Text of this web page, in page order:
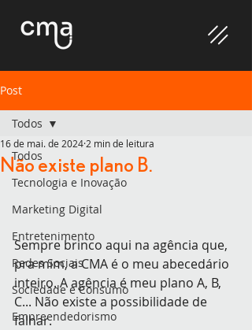
Post
Todos
Tecnologia e Inovação
Marketing Digital
Entretenimento
Redes Sociais
Sociedade e Consumo
Empreendedorismo
Todos
Não existe plano B.
16 de mai. de 2024 2 min de leitura
Sempre brinco aqui na agência que,
pra mim, a CMA é o meu abecedário
inteiro. A agência é meu plano A, B,
C... Não existe a possibilidade de
falhar.